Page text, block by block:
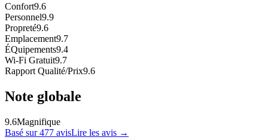
Confort9.6
Personnel9.9
Propreté9.6
Emplacement9.7
ÉQuipements9.4
Wi-Fi Gratuit9.7
Rapport Qualité/Prix9.6
Note globale
9.6Magnifique
Basé sur 477 avisLire les avis →